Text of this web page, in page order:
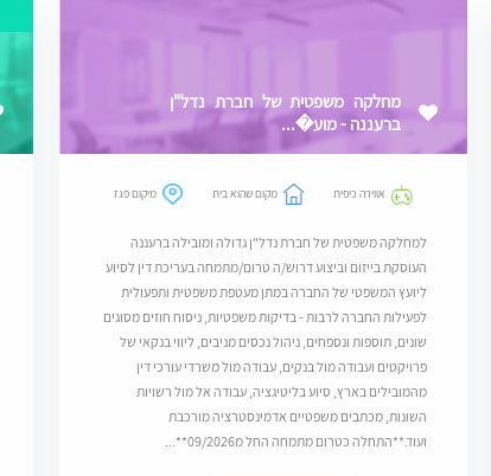
מחלקה משפטית של חברת נדל"ן
ברעננה - מוע�...
אווירה כיפית מקום שהוא בית מיקום פגז
למחלקה משפטית של חברת נדל"ן גדולה ומובילה ברעננה
העוסקת בייזום וביצוע דרוש/ה טרום/מתמחה בעריכת דין לסיוע
ליועץ המשפטי של החברה במתן מעטפת משפטית ותפעולית
לפעילות החברה לרבות - בדיקות משפטיות, ניסוח חוזים מסוגים
שונים, תוספות ונספחים, ניהול נכסים מניבים, ליווי בנקאי של
פרויקטים ועבודה מול בנקים, עבודה מול משרדי עורכי דין
מהמובילים בארץ, סיוע בליטיגציה, עבודה אל מול רשויות
השונות, מכתבים משפטיים אדמינסטרציה מורכבת
ועוד.**התחלה כטרום מתמחה החל מ09/2026**...